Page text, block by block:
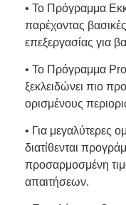
• Το Πρόγραμμα
παρέχοντας
επεξεργασίας για
• Το Πρόγραμμα
ξεκλειδώνει πιο
ορισμένους
• Για μεγαλύτερες
διατίθενται
προσαρμοσμένη
απαιτήσεων.